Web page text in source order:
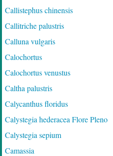
Callistephus chinensis
Callitriche palustris
Calluna vulgaris
Calochortus
Calochortus venustus
Caltha palustris
Calycanthus floridus
Calystegia hederacea Flore Pleno
Calystegia sepium
Camassia